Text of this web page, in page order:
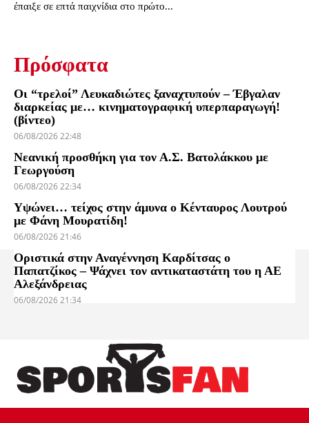
έπαιξε σε επτά παιχνίδια στο πρώτο...
Πρόσφατα
Οι “τρελοί” Λευκαδιώτες ξαναχτυπούν – Έβγαλαν
διαρκείας με… κινηματογραφική υπερπαραγωγή!
(βίντεο)
06/08/2026 22:48
Νεανική προσθήκη για τον Α.Σ. Βατολάκκου με
Γεωργούση
06/08/2026 22:34
Υψώνει… τείχος στην άμυνα ο Κένταυρος Λουτρού
με Φάνη Μουρατίδη!
06/08/2026 21:46
Οριστικά στην Αναγέννηση Καρδίτσας ο
Παπατζίκος – Ψάχνει τον αντικαταστάτη του η ΑΕ
Αλεξάνδρειας
06/08/2026 21:34